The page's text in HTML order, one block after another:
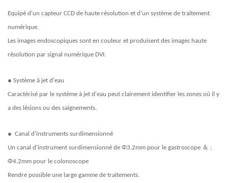
Equipé d'un capteur CCD de haute résolution et d'un système de traitement
numérique.
Les images endoscopiques sont en couleur et produisent des images haute
résolution par signal numérique DVI.
● Système à jet d'eau
Caractérisé par le système à jet d'eau peut clairement identifier les zones où il y
a des lésions ou des saignements.
● Canal d'instruments surdimensionné
Un canal d'instrument surdimensionné de Φ3.2mm pour le gastroscope ＆ ;
Φ4.2mm pour le colonoscope
Rendre possible une large gamme de traitements.